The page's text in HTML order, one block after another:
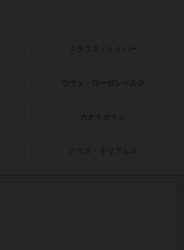
クラウス・トイバー
ウヴェ・ローゼンベルク
カナイセイジ
クリス・キリアムス